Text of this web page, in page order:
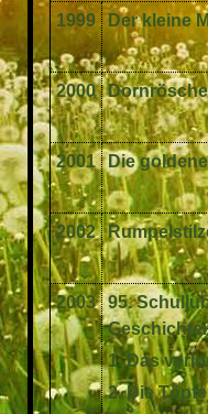
1999 Der kleine
2000
2001 Die
2002
2003
95.
1. Das
2. Die